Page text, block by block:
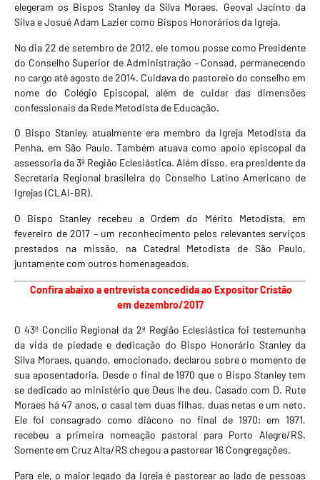
elegeram os Bispos Stanley da Silva Moraes, Geoval Jacinto da
Silva e Josué Adam Lazier como Bispos Honorários da Igreja.
No dia 22 de setembro de 2012, ele tomou posse como Presidente
do Conselho Superior de Administração – Consad, permanecendo
no cargo até agosto de 2014. Cuidava do pastoreio do conselho em
nome do Colégio Episcopal, além de cuidar das dimensões
confessionais da Rede Metodista de Educação.
O Bispo Stanley, atualmente era membro da Igreja Metodista da
Penha, em São Paulo. Também atuava como apoio episcopal da
assessoria da 3ª Região Eclesiástica. Além disso, era presidente da
Secretaria Regional brasileira do Conselho Latino Americano de
Igrejas (CLAI-BR).
O Bispo Stanley recebeu a Ordem do Mérito Metodista, em
fevereiro de 2017 – um reconhecimento pelos relevantes serviços
prestados na missão, na Catedral Metodista de São Paulo,
juntamente com outros homenageados.
Confira abaixo a entrevista concedida ao Expositor Cristão
em dezembro/2017
O 43º Concílio Regional da 2ª Região Eclesiástica foi testemunha
da vida de piedade e dedicação do Bispo Honorário Stanley da
Silva Moraes, quando, emocionado, declarou sobre o momento de
sua aposentadoria. Desde o final de 1970 que o Bispo Stanley tem
se dedicado ao ministério que Deus lhe deu. Casado com D. Rute
Moraes há 47 anos, o casal tem duas filhas, duas netas e um neto.
Ele foi consagrado como diácono no final de 1970; em 1971,
recebeu a primeira nomeação pastoral para Porto Alegre/RS.
Somente em Cruz Alta/RS chegou a pastorear 16 Congregações.
Para ele, o maior legado da Igreja é pastorear ao lado de pessoas